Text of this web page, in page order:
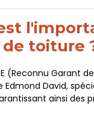
toiture
(Reconnu Garant
David,
ainsi